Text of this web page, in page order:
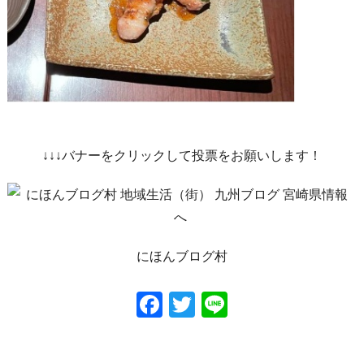
↓↓↓バナーをクリックして投票をお願いします！
にほんブログ村
Facebook
Twitter
Line